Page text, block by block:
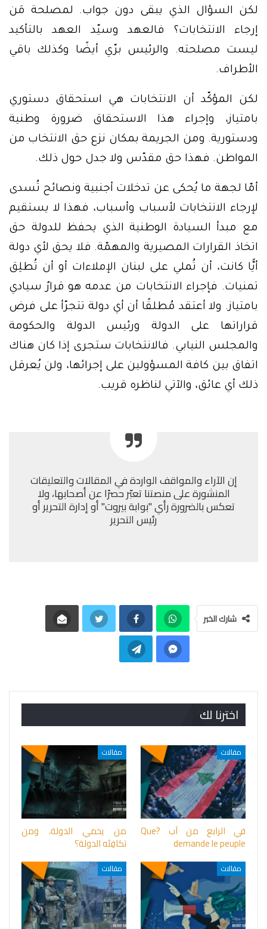
لكن السؤال الذي يبقى دون جواب. لمصلحة مَن
إرجاء الانتخابات؟ فالعهد وسيّد العهد بالتأكيد
ليست مصلحته. والرئيس برّي أيضًا وكذلك باقي
الأطراف.
لكن المؤكّد أن الانتخابات هي استحقاق دستوري
بامتياز، وإجراء هذا الاستحقاق ضرورة وطنية
ودستورية. ومن الجريمة بمكان نزع حق الانتخاب من
المواطن. فهذا حق مقدّس ولا جدل حول ذلك.
أمّا لجهة ما يُحكى عن تدخلات أجنبية ونصائح تُسدى
لإرجاء الانتخابات لأسباب وأسباب، فهذا لا يستقيم
مع مبدأ السيادة الوطنية الذي يحفظ للدولة حق
اتخاذ القرارات المصيرية والمهمّة. فلا يحق لأي دولة
أيًّا كانت، أن تُملي على لبنان الإملاءات أو أن تُطلِق
تمنيات. فإجراء الانتخابات من عدمه هو قرارٌ سيادي
بامتياز. ولا أعتقد مُطلقًا أن أي دولة تتجرّأ على فرض
قراراتها على الدولة ورئيس الدولة والحكومة
والمجلس النيابي. فالانتخابات ستجرى إذا كان هناك
اتفاق بين كافة المسؤولين على إجرائها، ولن يُعرقل
ذلك أي عائق، والآتي لناظره قريب.
إن الآراء والمواقف الواردة في المقالات والتعليقات
المنشورة على منصتنا تعبّر حصرًا عن أصحابها، ولا
تعكس بالضرورة رأي "بوابة بيروت" أو إدارة التحرير أو
رئيس التحرير
شارك الخبر
اخترنا لك
مقالات
في الرابع من آب ?Que
demande le peuple
مقالات
من يحمي الدولة، ومن
تكافِئه الدولة؟
مقالات مقالات